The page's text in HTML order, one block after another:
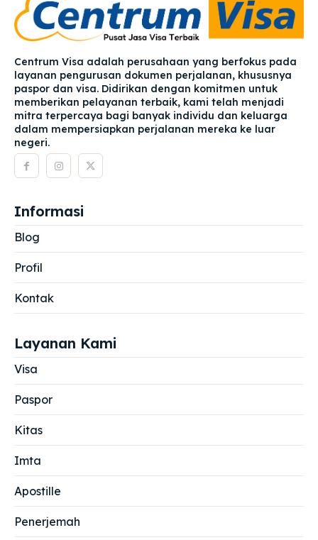
Centrum Visa adalah perusahaan yang berfokus pada
layanan pengurusan dokumen perjalanan, khususnya
paspor dan visa. Didirikan dengan komitmen untuk
memberikan pelayanan terbaik, kami telah menjadi
mitra terpercaya bagi banyak individu dan keluarga
dalam mempersiapkan perjalanan mereka ke luar
negeri.
Informasi
Blog
Profil
Kontak
Layanan Kami
Visa
Paspor
Kitas
Imta
Apostille
Penerjemah